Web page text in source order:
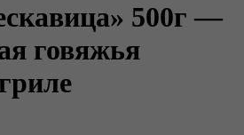
500г —
говяжья